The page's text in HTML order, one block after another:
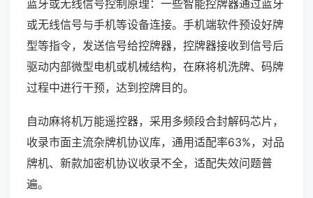
蓝牙或无线信号控制原理：一些智能控牌器通过蓝牙
或无线信号与手机等设备连接。手机端软件预设好牌
型等指令，发送信号给控牌器，控牌器接收到信号后
驱动内部微型电机或机械结构，在麻将机洗牌、码牌
过程中进行干预，达到控牌目的。
自动麻将机万能遥控器，采用多频段合封解码芯片，
收录市面主流杂牌机协议库，通用适配率63%，对品
牌机、新款加密机协议收录不全，适配失效问题普
遍。